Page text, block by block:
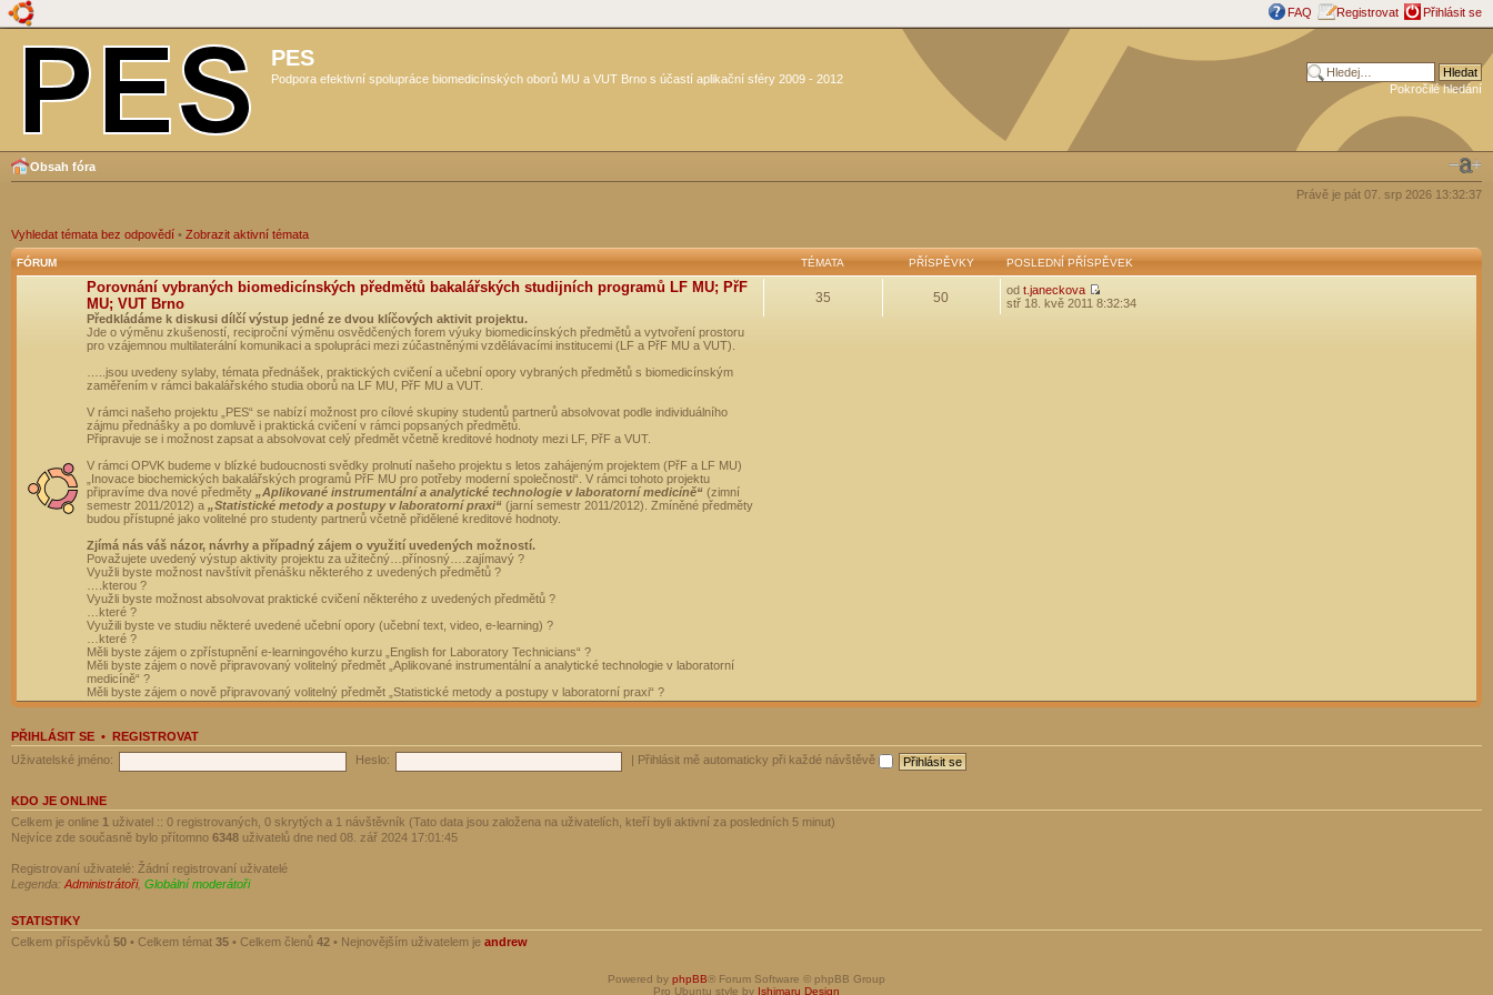
FAQ Registrovat Přihlásit se
PES
Podpora efektivní spolupráce biomedicínských oborů MU a VUT Brno s účastí aplikační sféry 2009 - 2012
Pokročilé hledání
Obsah fóra
Právě je pát 07. srp 2026 13:32:37
Vyhledat témata bez odpovědí • Zobrazit aktivní témata
FÓRUM TÉMATA PŘÍSPĚVKY POSLEDNÍ PŘÍSPĚVEK
Porovnání vybraných biomedicínských předmětů bakalářských studijních programů LF MU; PřF
MU; VUT Brno
Předkládáme k diskusi dílčí výstup jedné ze dvou klíčových aktivit projektu.
Jde o výměnu zkušeností, reciproční výměnu osvědčených forem výuky biomedicínských předmětů a vytvoření prostoru
pro vzájemnou multilaterální komunikaci a spolupráci mezi zúčastněnými vzdělávacími institucemi (LF a PřF MU a VUT).
…..jsou uvedeny sylaby, témata přednášek, praktických cvičení a učební opory vybraných předmětů s biomedicínským
zaměřením v rámci bakalářského studia oborů na LF MU, PřF MU a VUT.
V rámci našeho projektu „PES“ se nabízí možnost pro cílové skupiny studentů partnerů absolvovat podle individuálního
zájmu přednášky a po domluvě i praktická cvičení v rámci popsaných předmětů.
Připravuje se i možnost zapsat a absolvovat celý předmět včetně kreditové hodnoty mezi LF, PřF a VUT.
V rámci OPVK budeme v blízké budoucnosti svědky prolnutí našeho projektu s letos zahájeným projektem (PřF a LF MU)
„Inovace biochemických bakalářských programů PřF MU pro potřeby moderní společnosti“. V rámci tohoto projektu
připravíme dva nové předměty „Aplikované instrumentální a analytické technologie v laboratorní medicíně“ (zimní
semestr 2011/2012) a „Statistické metody a postupy v laboratorní praxi“ (jarní semestr 2011/2012). Zmíněné předměty
budou přístupné jako volitelné pro studenty partnerů včetně přidělené kreditové hodnoty.
Zjímá nás váš názor, návrhy a případný zájem o využití uvedených možností.
Považujete uvedený výstup aktivity projektu za užitečný…přínosný….zajímavý ?
Využli byste možnost navštívit přenášku některého z uvedených předmětů ?
….kterou ?
Využli byste možnost absolvovat praktické cvičení některého z uvedených předmětů ?
…které ?
Využili byste ve studiu některé uvedené učební opory (učební text, video, e-learning) ?
…které ?
Měli byste zájem o zpřístupnění e-learningového kurzu „English for Laboratory Technicians“ ?
Měli byste zájem o nově připravovaný volitelný předmět „Aplikované instrumentální a analytické technologie v laboratorní
medicíně“ ?
Měli byste zájem o nově připravovaný volitelný předmět „Statistické metody a postupy v laboratorní praxi“ ?
35 50 od t.janeckova
stř 18. kvě 2011 8:32:34
PŘIHLÁSIT SE • REGISTROVAT
Uživatelské jméno:
Heslo: Přihlásit mě automaticky při každé návštěvě
KDO JE ONLINE
Celkem je online 1 uživatel :: 0 registrovaných, 0 skrytých a 1 návštěvník (Tato data jsou založena na uživatelích, kteří byli aktivní za posledních 5 minut)
Nejvíce zde současně bylo přítomno 6348 uživatelů dne ned 08. zář 2024 17:01:45
Registrovaní uživatelé: Žádní registrovaní uživatelé
Legenda: Administrátoři, Globální moderátoři
STATISTIKY
Celkem příspěvků 50 • Celkem témat 35 • Celkem členů 42 • Nejnovějším uživatelem je andrew
Powered by phpBB® Forum Software © phpBB Group
Pro Ubuntu style by Ishimaru Design